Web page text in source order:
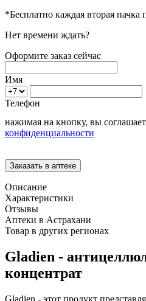
*Бесплатно каждая вторая пачка
Нет времени ждать?
Оформите заказ сейчас
Имя
Телефон
нажимая на кнопку, вы
конфиденциальности
Описание
Характеристики
Отзывы
Аптеки в Астрахани
Товар в других регионах
Gladien -
концентрат
Gladien - этот продукт